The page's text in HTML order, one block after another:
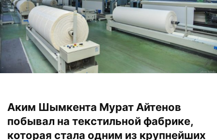
Аким Шымкента Мурат Айтенов
побывал на текстильной фабрике,
которая стала одним из крупнейших